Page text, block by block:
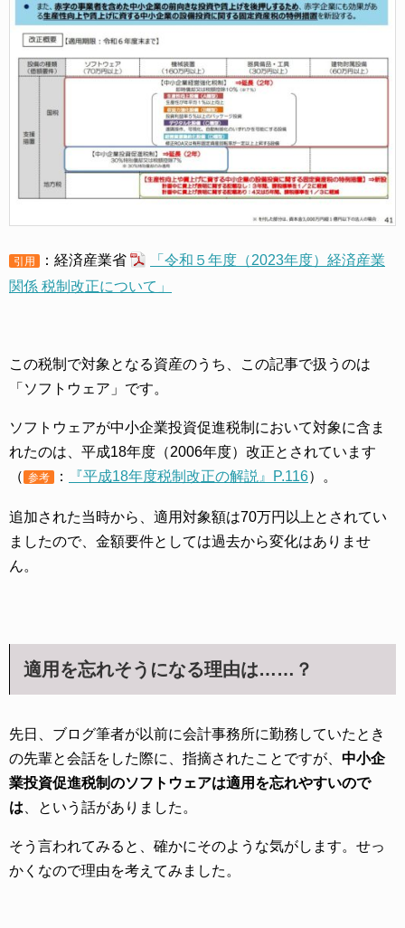
引用 ：経済産業省
「令和５年度（2023年度）経済産業
関係 税制改正について」
この税制で対象となる資産のうち、この記事で扱うのは
「ソフトウェア」です。
ソフトウェアが中小企業投資促進税制において対象に含ま
れたのは、平成18年度（2006年度）改正とされています
（ 参考 ： 『平成18年度税制改正の解説』P.116）。
追加された当時から、適用対象額は70万円以上とされてい
ましたので、金額要件としては過去から変化はありませ
ん。
適用を忘れそうになる理由は……？
先日、ブログ筆者が以前に会計事務所に勤務していたとき
の先輩と会話をした際に、指摘されたことですが、 中小企
業投資促進税制のソフトウェアは適用を忘れやすいので
は、という話がありました。
そう言われてみると、確かにそのような気がします。せっ
かくなので理由を考えてみました。